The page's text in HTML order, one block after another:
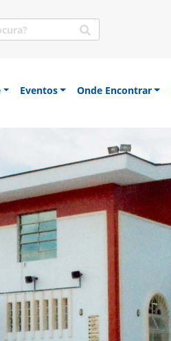
Eventos Onde Encontrar